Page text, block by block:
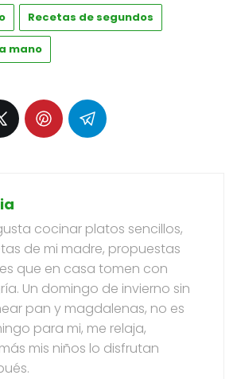
Recetas de segundos
mano
cocinar platos sencillos,
de mi madre, propuestas
que en casa tomen con
Un domingo de invierno sin
pan y magdalenas, no es
para mi, me relaja,
mis niños lo disfrutan